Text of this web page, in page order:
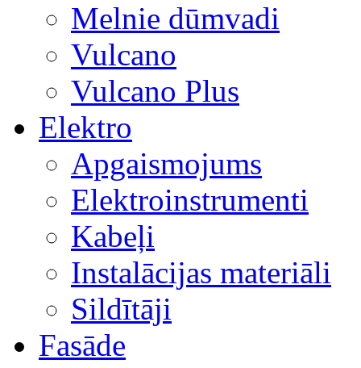
Melnie dūmvadi
Vulcano
Vulcano Plus
Elektro
Apgaismojums
Elektroinstrumenti
Kabeļi
Instalācijas materiāli
Sildītāji
Fasāde